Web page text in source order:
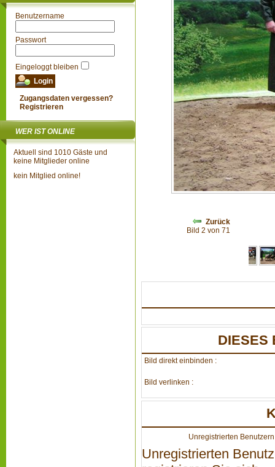
Benutzername
Passwort
Eingeloggt bleiben
Zugangsdaten vergessen?
Registrieren
WER IST ONLINE
Aktuell sind 1010 Gäste und
keine Mitglieder online
kein Mitglied online!
Zurück
Bild 2 von 71
DIESES
Bild direkt einbinden :
Bild verlinken :
Unregistrierten
Unregistrierten